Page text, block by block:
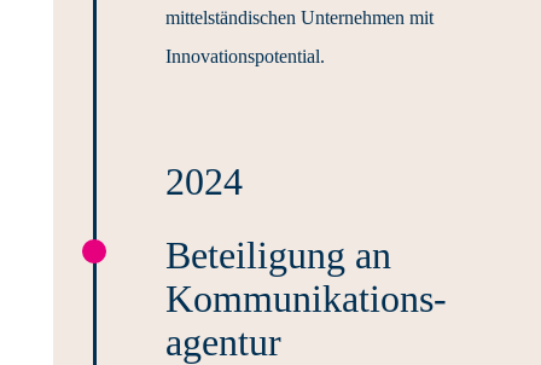
mittelständischen Unternehmen mit
Innovationspotential.
2024
Beteiligung an
Kommunikations­
agentur